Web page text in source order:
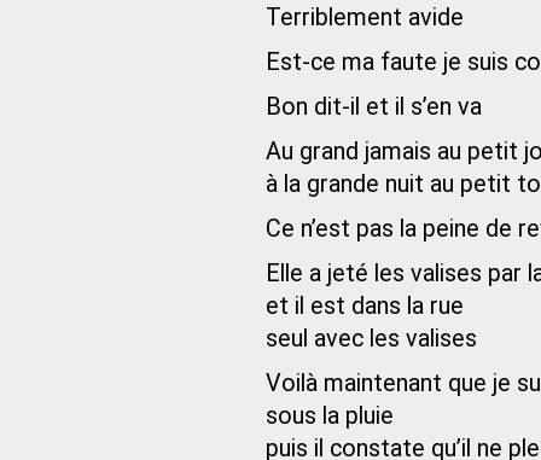
Terriblement avide
Est-ce ma faute je suis
Bon dit-il et il s’en va
Au grand jamais au petit
à la grande nuit au petit
Ce n’est pas la peine de
Elle a jeté les valises par
et il est dans la rue
seul avec les valises
Voilà maintenant que je
sous la pluie
puis il constate qu’il ne